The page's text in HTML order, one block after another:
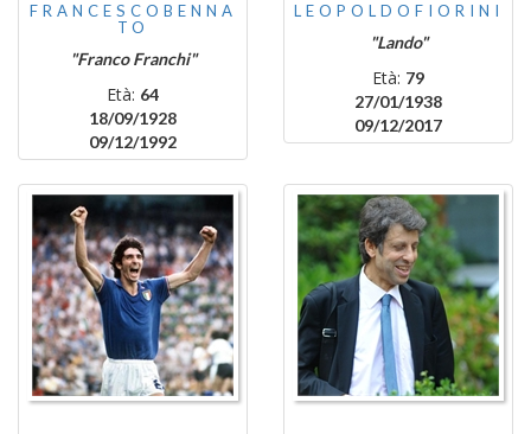
FRANCESCOBENNA
TO
"Franco Franchi"
Età: 64
18/09/1928
09/12/1992
LEOPOLDOFIORINI
"Lando"
Età: 79
27/01/1938
09/12/2017